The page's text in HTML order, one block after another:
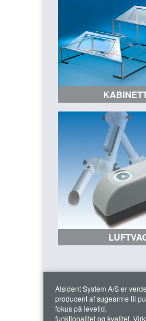
Alsident System A/S er
producent af sugearme til
fokus på levetid,
funktionalitet og kvalitet.